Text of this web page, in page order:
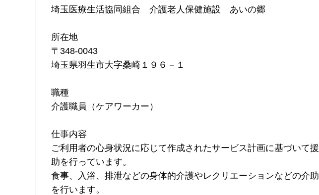
埼玉医療生活協同組合 介護老人保健施設 あいの郷
所在地
〒348-0043
埼玉県羽生市大字桑崎１９６－１
職種
介護職員（ケアワーカー）
仕事内容
ご利用者の心身状況に応じて作成されたサービス計画に基づいて援
助を行っています。
食事、入浴、排泄などの身体的介護やレクリエーションなどの介助
を行います。